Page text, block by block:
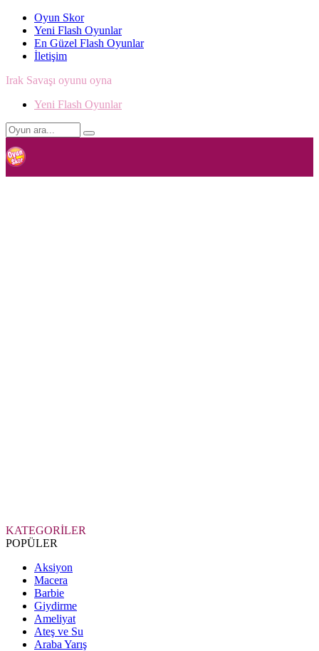
Oyun Skor
Yeni Flash Oyunlar
En Güzel Flash Oyunlar
İletişim
Irak Savaşı oyunu oyna
Yeni Flash Oyunlar
KATEGORİLER
POPÜLER
Aksiyon
Macera
Barbie
Giydirme
Ameliyat
Ateş ve Su
Araba Yarış